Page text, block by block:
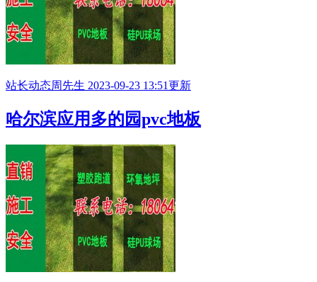
站长动态周先生 2023-09-23 13:51更新
哈尔滨应用多的园pvc地板